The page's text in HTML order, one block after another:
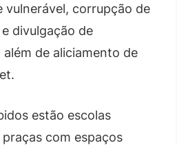
vulnerável, corrupção de
divulgação de
de aliciamento de
estão escolas
com espaços